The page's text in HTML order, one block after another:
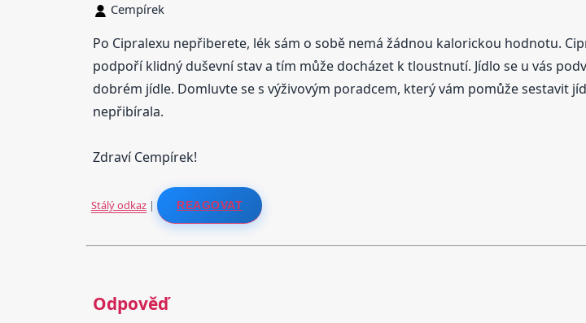
Cempírek
Po Cipralexu nepřiberete, lék sám o sobě nemá žádnou kalorickou hodnotu.
podpoří klidný duševní stav a tím může docházet k tloustnutí. Jídlo se u vás
dobrém jídle. Domluvte se s výživovým poradcem, který vám pomůže sestavit
nepřibírala.
Zdraví Cempírek!
Stálý odkaz | REAGOVAT
Odpověď